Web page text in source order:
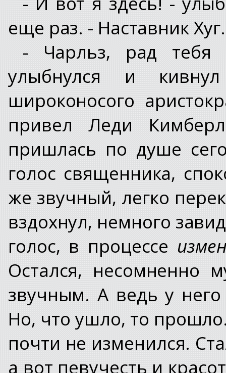
еще раз. - Наставник Хуг.
- Чарльз, рад
улыбнулся и кивнул
широконосого
привел Леди
пришлась по душе
голос священника,
же звучный, легко
вздохнул, немного
голос, в процессе
Остался, несомненно
звучным. А ведь у него
Но, что ушло, то
почти не изменился.
а вот певучесть и